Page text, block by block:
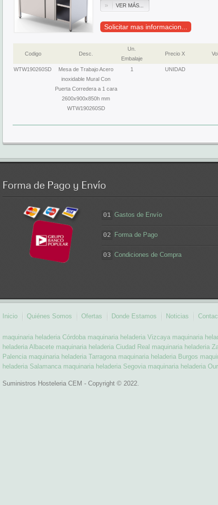
VER MÁS...
Solicitar mas informacion...
Codigo Desc.
Un.
Embalaje
Precio X
WTW190260SD
Mesa de Trabajo Acero
inoxidable Mural Con
Puerta Corredera a 1 cara
2600x900x850h mm
WTW190260SD
1 UNIDAD
Forma de Pago y Envío
01 Gastos de Envío
02 Forma de Pago
03 Condiciones de Compra
Inicio Quiénes Somos Ofertas Donde Estamos Noticias
maquinaria heladeria Córdoba maquinaria heladeria Vizcaya maquinaria
heladeria Albacete maquinaria heladeria Ciudad Real maquinaria heladeria
Palencia maquinaria heladeria Tarragona maquinaria heladeria Burgos
heladeria Salamanca maquinaria heladeria Segovia maquinaria heladeria
Suministros Hosteleria CEM - Copyright © 2022.